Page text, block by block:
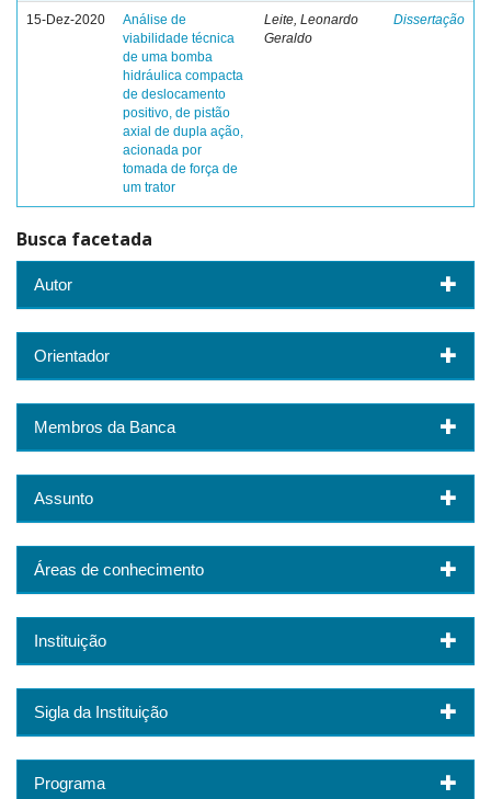
15-Dez-2020
Análise de
viabilidade técnica
de uma bomba
hidráulica compacta
de deslocamento
positivo, de pistão
axial de dupla ação,
acionada por
tomada de força de
um trator
Leite, Leonardo
Geraldo
Dissertação
Busca facetada
Autor
Orientador
Membros da Banca
Assunto
Áreas de conhecimento
Instituição
Sigla da Instituição
Programa